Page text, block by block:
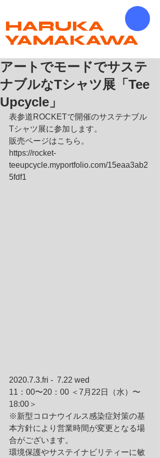
HARUKA
YAMAKAWA
アートでモードでサステ
ナブルなTシャツ展「Tee
Upcycle」
表参道ROCKETで開催のサステナブル
Tシャツ展に参加します。
販売ページはこちら。
https://rocket-
teeupcycle.myportfolio.com/15eaa3ab2
5fdf1
2020.7.3.fri -  7.22 wed
11：00〜20：00 ＜7月22日（水）〜
18:00＞
※新型コロナウイルス感染症対策の基
本方針により営業時間が変更となる場
合がございます。
環境保護やサステイナビリティーに敏